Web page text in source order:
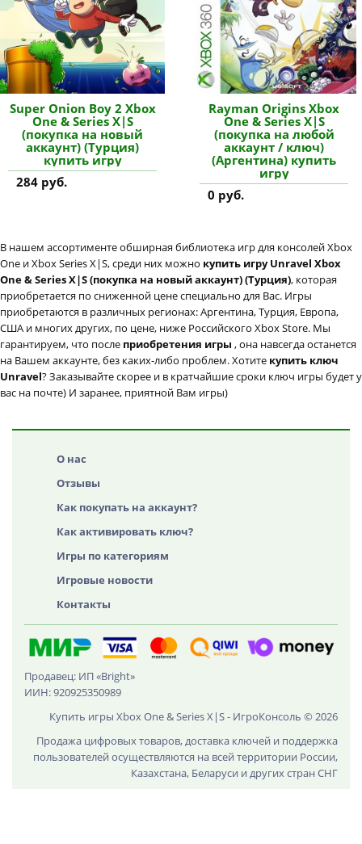
Super Onion Boy 2 Xbox
One & Series X|S
(покупка на новый
аккаунт) (Турция)
купить игру
284 руб.
Rayman Origins Xbox
One & Series X|S
(покупка на любой
аккаунт / ключ)
(Аргентина) купить
игру
0 руб.
В нашем ассортименте обширная библиотека игр для консолей Xbox
One и Xbox Series X|S, среди них можно купить игру Unravel Xbox
One & Series X|S (покупка на новый аккаунт) (Турция), которая
приобретается по сниженной цене специально для Вас. Игры
приобретаются в различных регионах: Аргентина, Турция, Европа,
США и многих других, по цене, ниже Российского Xbox Store. Мы
гарантируем, что после приобретения игры , она навсегда останется
на Вашем аккаунте, без каких-либо проблем. Хотите купить ключ
Unravel? Заказывайте скорее и в кратчайшие сроки ключ игры будет у
вас на почте) И заранее, приятной Вам игры)
О нас
Отзывы
Как покупать на аккаунт?
Как активировать ключ?
Игры по категориям
Игровые новости
Контакты
Продавец: ИП «Bright»
ИИН: 920925350989
Купить игры Xbox One & Series X|S - ИгроКонсоль © 2026
Продажа цифровых товаров, доставка ключей и поддержка
пользователей осуществляются на всей территории России,
Казахстана, Беларуси и других стран СНГ